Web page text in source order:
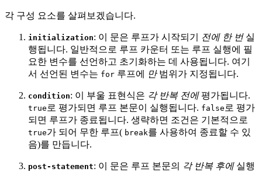
각 구성 요소를 살펴보겠습니다.
initialization: 이 문은 루프가 시작되기 전에 한 번실
행됩니다. 일반적으로 루프 카운터 또는 루프 실행에 필
요한 변수를 선언하고 초기화하는 데 사용됩니다. 여기
서 선언된 변수는 for 루프에 만범위가 지정됩니다.
condition: 이 부울 표현식은 각 반복 전에평가됩니다.
true 로 평가되면 루프 본문이 실행됩니다. false 로 평가
되면 루프가 종료됩니다. 생략하면 조건은 기본적으로
true가 되어 무한 루프( break를 사용하여 종료할 수 있
음)를 만듭니다.
post-statement: 이 문은 루프 본문의 각 반복 후에실행